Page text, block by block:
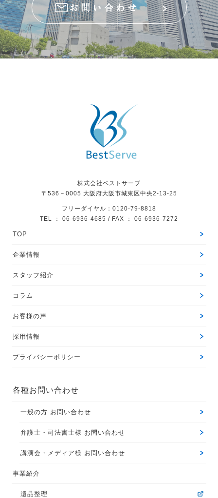
お問い合わせ
株式会社ベストサーブ
〒536－0005 大阪府大阪市城東区中央2-13-25
フリーダイヤル：0120-79-8818
TEL ： 06-6936-4685 / FAX ： 06-6936-7272
TOP
企業情報
スタッフ紹介
コラム
お客様の声
採用情報
プライバシーポリシー
各種お問い合わせ
一般の方 お問い合わせ
弁護士・司法書士様 お問い合わせ
講演会・メディア様 お問い合わせ
事業紹介
遺品整理